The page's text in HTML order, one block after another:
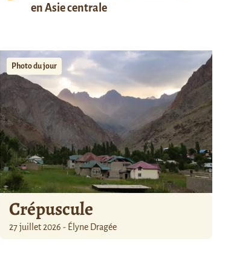
en Asie centrale
Photo du jour
Crépuscule
27 juillet 2026 - Élyne Dragée